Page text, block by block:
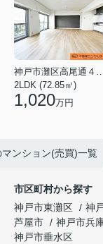
神戸市灘区高
2LDK (72.85㎡)
1,020万円
ンション(売買)一覧
市区町村から探す
神戸市東灘区
神
芦屋市
神戸市兵
神戸市垂水区